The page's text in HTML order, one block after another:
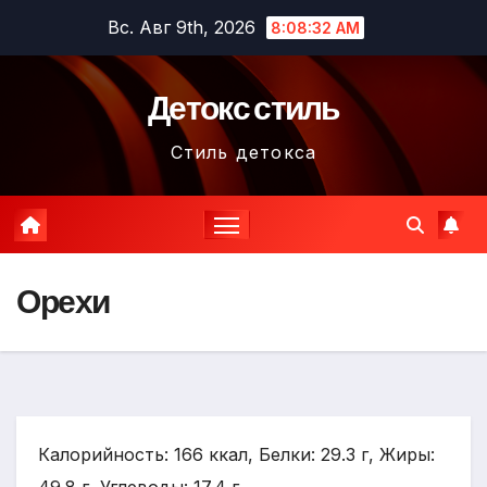
содержимому
Вс. Авг 9th, 2026 8:08:33 AM
Детокс стиль
Стиль детокса
Орехи
Калорийность: 166 ккал, Белки: 29.3 г, Жиры: